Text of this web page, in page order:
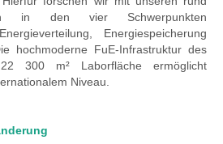
in den vier Schwerpunkten
Energiespeicherung
hochmoderne FuE-Infrastruktur des
300 m² Laborfläche ermöglicht
Niveau.